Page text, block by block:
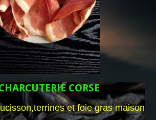
CORSE
et foie gras maison